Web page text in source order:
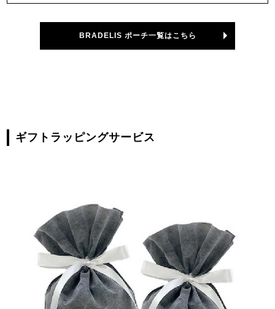
BRADELIS ポーチ一覧はこちら
ギフトラッピングサービス